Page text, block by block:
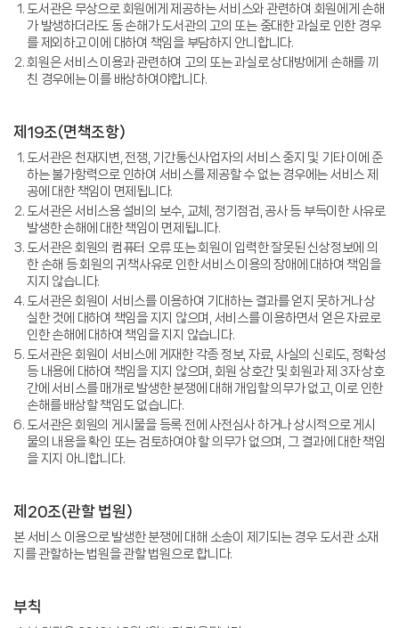
도서관은 무상으로 회원에게 제공하는 서비스와 관련하여 회원에게 손해
가 발생하더라도 동 손해가 도서관의 고의 또는 중대한 과실로 인한 경우
를 제외하고 이에 대하여 책임을 부담하지 안니합니다.
회원은 서비스 이용과 관련하여 고의 또는 과실로 상대방에게 손해를 끼
친 경우에는 이를 배상하여야합니다.
제19조(면책조항)
도서관은 천재지변, 전쟁, 기간통신사업자의 서비스 중지 및 기타 이에 준
하는 불가항력으로 인하여 서비스를 제공할 수 없는 경우에는 서비스 제
공에 대한 책임이 면제됩니다.
도서관은 서비스용 설비의 보수, 교체, 정기점검, 공사 등 부득이한 사유로
발생한 손해에 대한 책임이 면제됩니다.
도서관은 회원의 컴퓨터 오류 또는 회원이 입력한 잘못된 신상정보에 의
한 손해 등 회원의 귀책사유로 인한 서비스 이용의 장애에 대하여 책임을
지지 않습니다.
도서관은 회원이 서비스를 이용하여 기대하는 결과를 얻지 못하거나 상
실한 것에 대하여 책임을 지지 않으며, 서비스를 이용하면서 얻은 자료로
인한 손해에 대하여 책임을 지지 않습니다.
도서관은 회원이 서비스에 게재한 각종 정보, 자료, 사실의 신뢰도, 정확성
등 내용에 대하여 책임을 지지 않으며, 회원 상호간 및 회원과 제 3자 상호
간에 서비스를 매개로 발생한 분쟁에 대해 개입할 의무가 없고, 이로 인한
손해를 배상할 책임도 없습니다.
도서관은 회원의 게시물을 등록 전에 사전심사 하거나 상시적으로 게시
물의 내용을 확인 또는 검토하여야 할 의무가 없으며, 그 결과에 대한 책임
을 지지 아니합니다.
제20조(관할 법원)
본 서비스 이용으로 발생한 분쟁에 대해 소송이 제기되는 경우 도서관 소재
지를 관할하는 법원을 관할 법원으로 합니다.
부칙